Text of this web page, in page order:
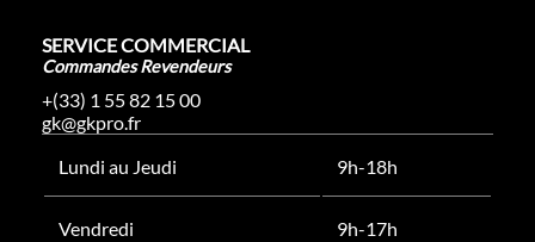
SERVICE COMMERCIAL
Commandes Revendeurs
+(33) 1 55 82 15 00
gk@gkpro.fr
Lundi au Jeudi
9h-18h
Vendredi 9h-17h